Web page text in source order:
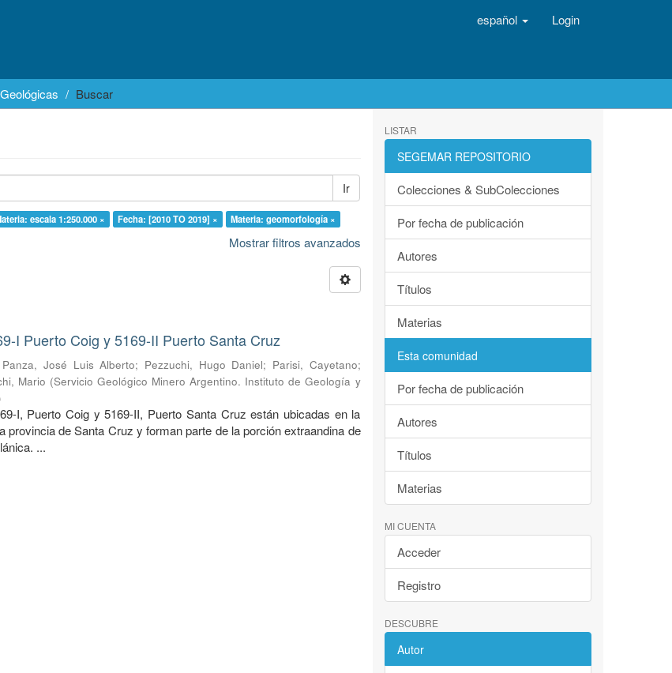
español Login
Buscar
Ir
escala 1:250.000 × Fecha: [2010 TO 2019] × Materia: geomorfología ×
Mostrar filtros avanzados
I Puerto Coig y 5169-II Puerto Santa Cruz
Panza, José Luis Alberto; Pezzuchi, Hugo Daniel; Parisi, Cayetano;
Mario (Servicio Geológico Minero Argentino. Instituto de Geología y
I, Puerto Coig y 5169-II, Puerto Santa Cruz están ubicadas en la
provincia de Santa Cruz y forman parte de la porción extraandina de
...
LISTAR
SEGEMAR REPOSITORIO
Colecciones & SubColecciones
Por fecha de publicación
Autores
Títulos
Materias
Esta comunidad
Por fecha de publicación
Autores
Títulos
Materias
MI CUENTA
Acceder
Registro
DESCUBRE
Autor